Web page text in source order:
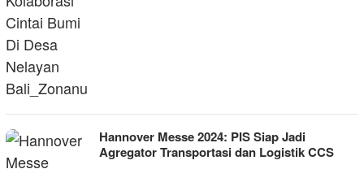
Hannover Messe 2024: PIS Siap Jadi
Agregator Transportasi dan Logistik CCS